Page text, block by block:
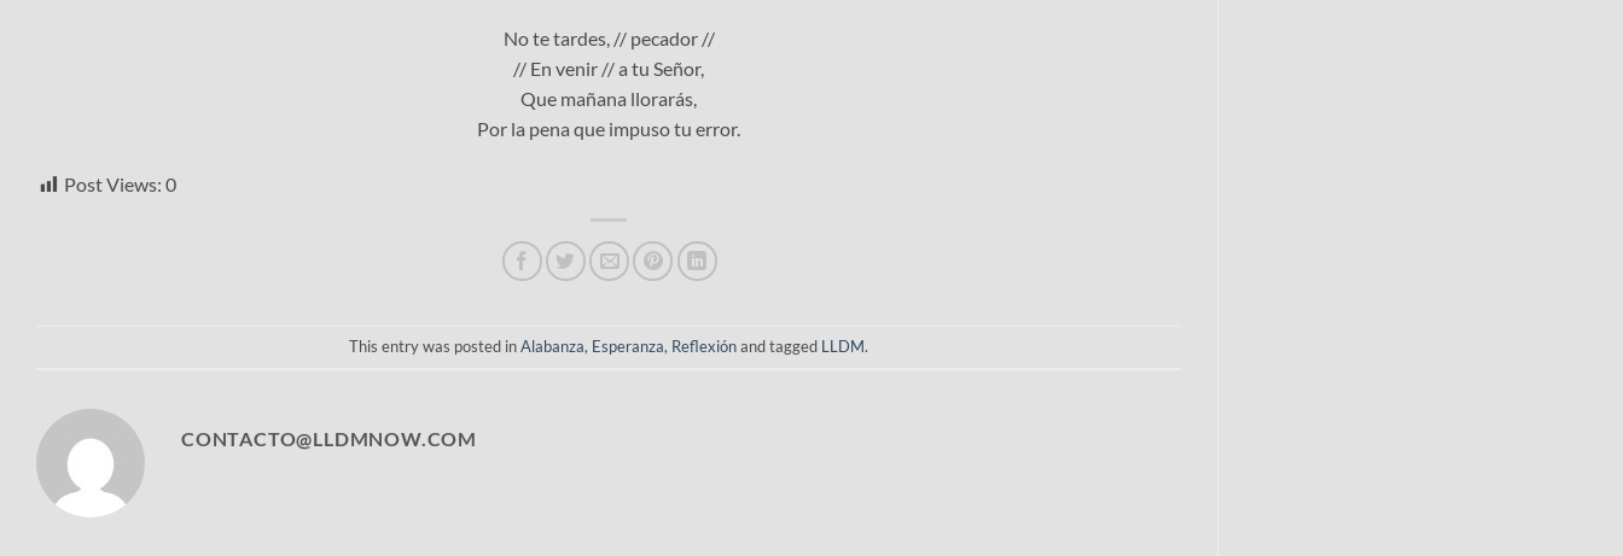
No te tardes, // pecador //
// En venir // a tu Señor,
Que mañana llorarás,
Por la pena que impuso tu error.
Post Views: 0
This entry was posted inAlabanza, Esperanza, Reflexiónand tagged LLDM.
CONTACTO@LLDMNOW.COM